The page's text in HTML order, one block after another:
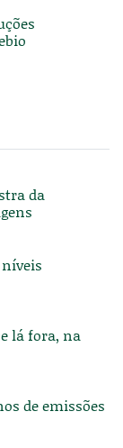
da
lá fora, na
de emissões